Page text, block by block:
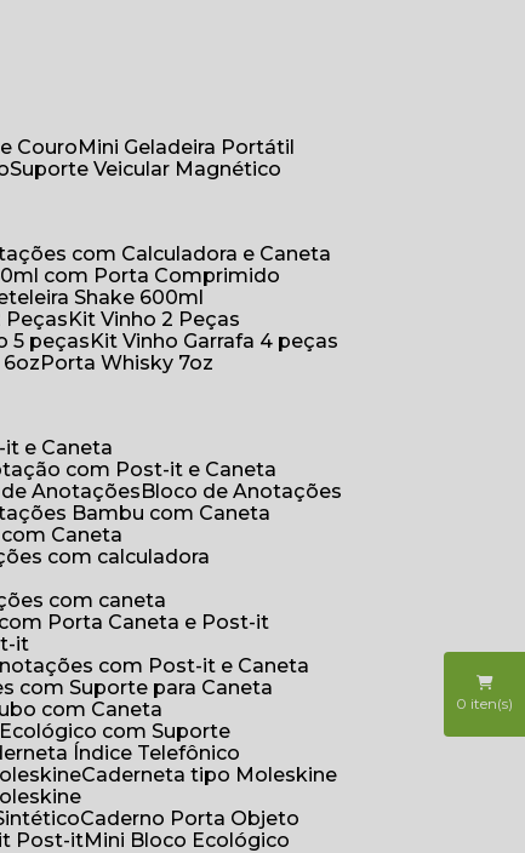
Couro
Mini Geladeira Portátil
Suporte Veicular Magnético
com Calculadora e Caneta
com Porta Comprimido
Shake 600ml
Peças
Kit Vinho 2 Peças
5 peças
Kit Vinho Garrafa 4 peças
6oz
Porta Whisky 7oz
it e Caneta
com Post-it e Caneta
de Anotações
Bloco de Anotações
Bambu com Caneta
Caneta
com calculadora
com caneta
Porta Caneta e Post-it
it
com Post-it e Caneta
com Suporte para Caneta
com Caneta
com Suporte
Índice Telefônico
Caderneta tipo Moleskine
Caderno Porta Objeto
Kit Post-it
Mini Bloco Ecológico
0 iten(s)